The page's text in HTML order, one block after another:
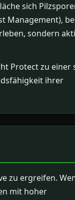
sich
Management),
sondern
Protect zu einer
ihrer
zu ergreifen.
mit hoher